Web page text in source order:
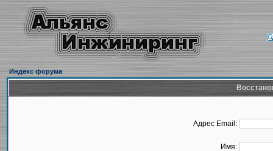
Индекс форума
Адрес Email:
Имя: